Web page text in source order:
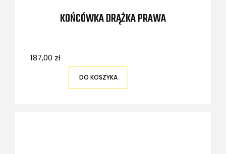
KOŃCÓWKA DRĄŻKA PRAWA
187,00 zł
DO KOSZYKA